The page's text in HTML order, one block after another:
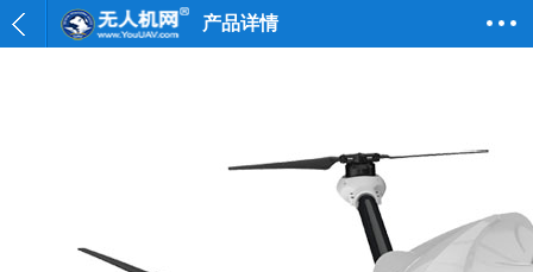
产品详情